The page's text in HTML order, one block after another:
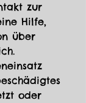
zur
Hilfe,
über
oder